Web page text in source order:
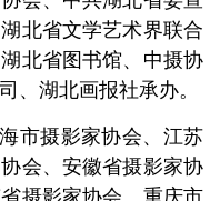
北省文学艺术界联合
北省图书馆、中摄协
、湖北画报社承办。
市摄影家协会、江苏
会、安徽省摄影家协
摄影家协会、重庆市